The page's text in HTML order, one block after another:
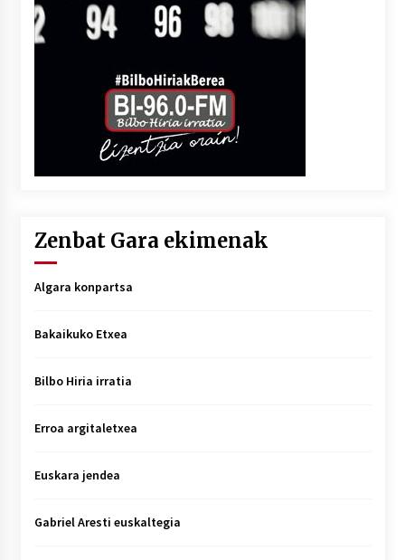
Zenbat Gara ekimenak
Algara konpartsa
Bakaikuko Etxea
Bilbo Hiria irratia
Erroa argitaletxea
Euskara jendea
Gabriel Aresti euskaltegia